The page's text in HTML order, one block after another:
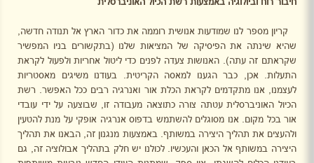
קריון מספר לנו שמודעות אנושית רוממה את כדור הארץ אל תנודה חדשה,
שהיא שינתה את הפיסיקה של המציאות שלנו (בתקשורים בניו המפשיר
שקראתם זה עתה). האנושות צעדה לפנים כדי ליטול אחריות ולפעול לקראת
התעלות. אכן, כבר הגענו למאסה הקריטית. בעודנו משיגים מאסטריות
לעצמנו, אנו מתקדמים לקראת הכלת אור ואנרגיה רבים ככל האפשר. רשת
הכיול האוניברסלית עטתה צורה כתוצאה מעבודה זו, שבוצעה על ידי עובדי
אור בכל מקום. אנו מסוגלים להשתמש בדפוס אנרגיה אופקי על מנת להטעין
ולהעצים את תהליך היצירה במשותף. באמצעות מנגנון זה, הבאנו את תהליך
היצירה במשותף אל הכאן והעכשיו. לכולנו יש חלק בתהליך אבולוציה זה, גם